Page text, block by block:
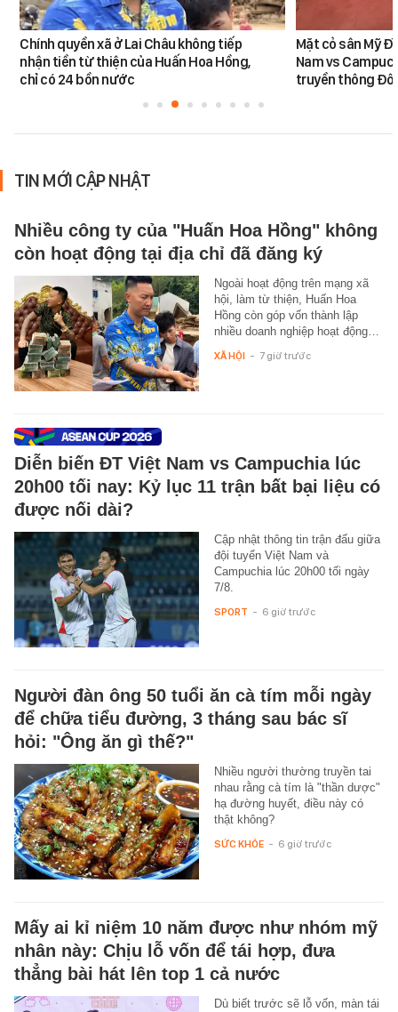
Chính quyền xã ở Lai Châu không tiếp
nhận tiền từ thiện của Huấn Hoa Hồng,
chỉ có 24 bồn nước
Mặt cỏ sân Mỹ
Nam vs
truyền thông
TIN MỚI CẬP NHẬT
Nhiều công ty của "Huấn Hoa Hồng" không
còn hoạt động tại địa chỉ đã đăng ký
Ngoài hoạt động trên mạng xã
hội, làm từ thiện, Huấn Hoa
Hồng còn góp vốn thành lập
nhiều doanh nghiệp hoạt động…
XÃ HỘI - 7 giờ trước
Diễn biến ĐT Việt Nam vs Campuchia lúc
20h00 tối nay: Kỷ lục 11 trận bất bại liệu có
được nối dài?
Cập nhật thông tin trận đấu giữa
đội tuyển Việt Nam và
Campuchia lúc 20h00 tối ngày
7/8.
SPORT - 6 giờ trước
Người đàn ông 50 tuổi ăn cà tím mỗi ngày
để chữa tiểu đường, 3 tháng sau bác sĩ
hỏi: "Ông ăn gì thế?"
Nhiều người thường truyền tai
nhau rằng cà tím là "thần dược"
hạ đường huyết, điều này có
thật không?
SỨC KHỎE - 6 giờ trước
Mấy ai kỉ niệm 10 năm được như nhóm mỹ
nhân này: Chịu lỗ vốn để tái hợp, đưa
thẳng bài hát lên top 1 cả nước
Dù biết trước sẽ lỗ vốn, màn tái